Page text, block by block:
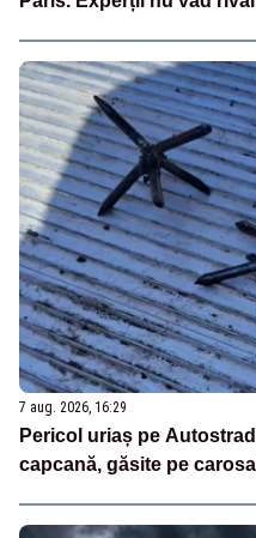
7 aug. 2026, 16:29
Pericol uriaș pe
capcană, găsite pe